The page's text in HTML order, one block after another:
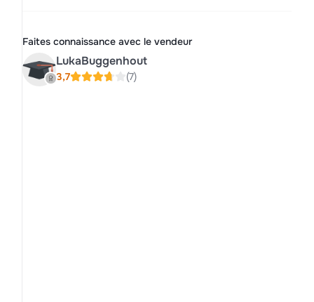
Faites connaissance avec le vendeur
LukaBuggenhout
3,7 (7)